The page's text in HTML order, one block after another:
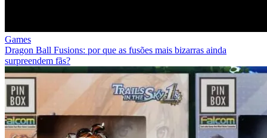
Games
Dragon Ball Fusions: por que as fusões mais bizarras ainda
surpreendem fãs?